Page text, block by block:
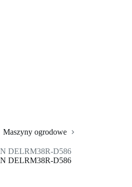
Maszyny ogrodowe
DELRM38R-D586
DELRM38R-D586